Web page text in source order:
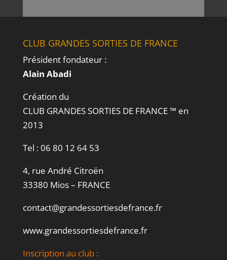
CLUB GRANDES SORTIES DE FRANCE
Président fondateur :
Alain Abadi
Création du
CLUB GRANDES SORTIES DE FRANCE ™ en
2013
Tel :06 80 12 64 53
4, rue André Citroën
33380 Mios – FRANCE
contact@grandessortiesdefrance.fr
www.grandessortiesdefrance.fr
Inscription au club :